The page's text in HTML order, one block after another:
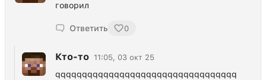
говорил
Ответить 0
Кто-то 11:05, 03 окт 25
qqqqqqqqqqqqqqqqqqqqqqqqqqqqqqqqqq